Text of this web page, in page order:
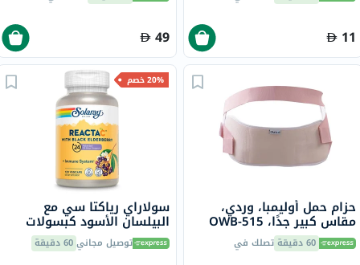
11
49
حزام حمل أوليمبا، وردي،
مقاس كبير جدًا، OWB-515
60 دقيقة تصلك في
20% خصم
سولاراي رياكتا سي مع
البيلسان الأسود كبسولات
نباتية لدعم المناعة، حزمة من
120 كبسولة توصيل مجاني60 دقيقة